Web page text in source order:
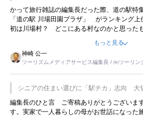
かって旅行雑誌の編集長だった際、道の駅特
「道の駅 川場田園プラザ」 がランキング上
初は川場村？ どこにある村なのかと思った
永井 彰一社長にインタビューしたら、興味深
した。プレゼンも巧みで、今でも思い出すこ
は、従業員に東京ディズニーランドを見学さ
の何かを理解してもらっていることです。 も
プレミアムヨーグルトを販売するにあたり、
です。永井社長は、駐車場に都内ナンバーの
ことに目をつけ、高級商品でも売れると確信
事を懐かしく読みました。
もっと見る
神崎 公一
ツーリズムメディアサービス編集長 / ㈱ツーリン
シニアの住まい選びに「駅チカ」志向 大
暮らし
編集長のひと言 ご寄稿ありがとうございま
す。実家で一人暮らしの母がお世話になった